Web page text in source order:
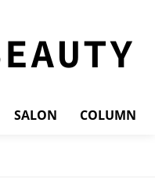
SALON COLUMN